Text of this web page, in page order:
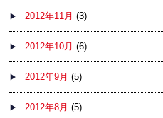
2012年11月 (3)
2012年10月 (6)
2012年9月 (5)
2012年8月 (5)